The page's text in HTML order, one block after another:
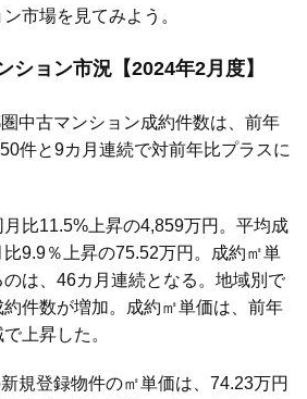
市場を見てみよう。
ション市況【2024年2月度】
中古マンション成約件数は、前年
件と9カ月連続で対前年比プラスに
比11.5%上昇の4,859万円。平均成
9.9％上昇の75.52万円。成約㎡単
は、46カ月連続となる。地域別で
件数が増加。成約㎡単価は、前年
上昇した。
規登録物件の㎡単価は、74.23万円